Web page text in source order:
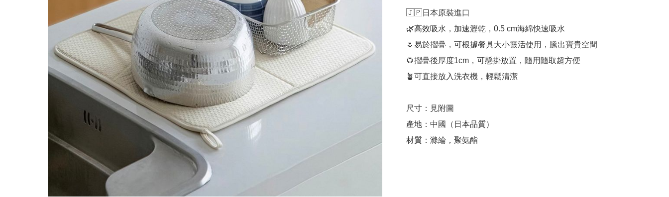
🇯🇵日本原裝進口
🌿高效吸水，加速瀝乾，0.5 cm海綿快速吸水
🌷易於摺疊，可根據餐具大小靈活使用，騰出寶貴空間
🌻摺疊後厚度1cm，可懸掛放置，隨用隨取超方便
🪴可直接放入洗衣機，輕鬆清潔
尺寸：見附圖
產地：中國（日本品質）
材質：滌綸，聚氨酯